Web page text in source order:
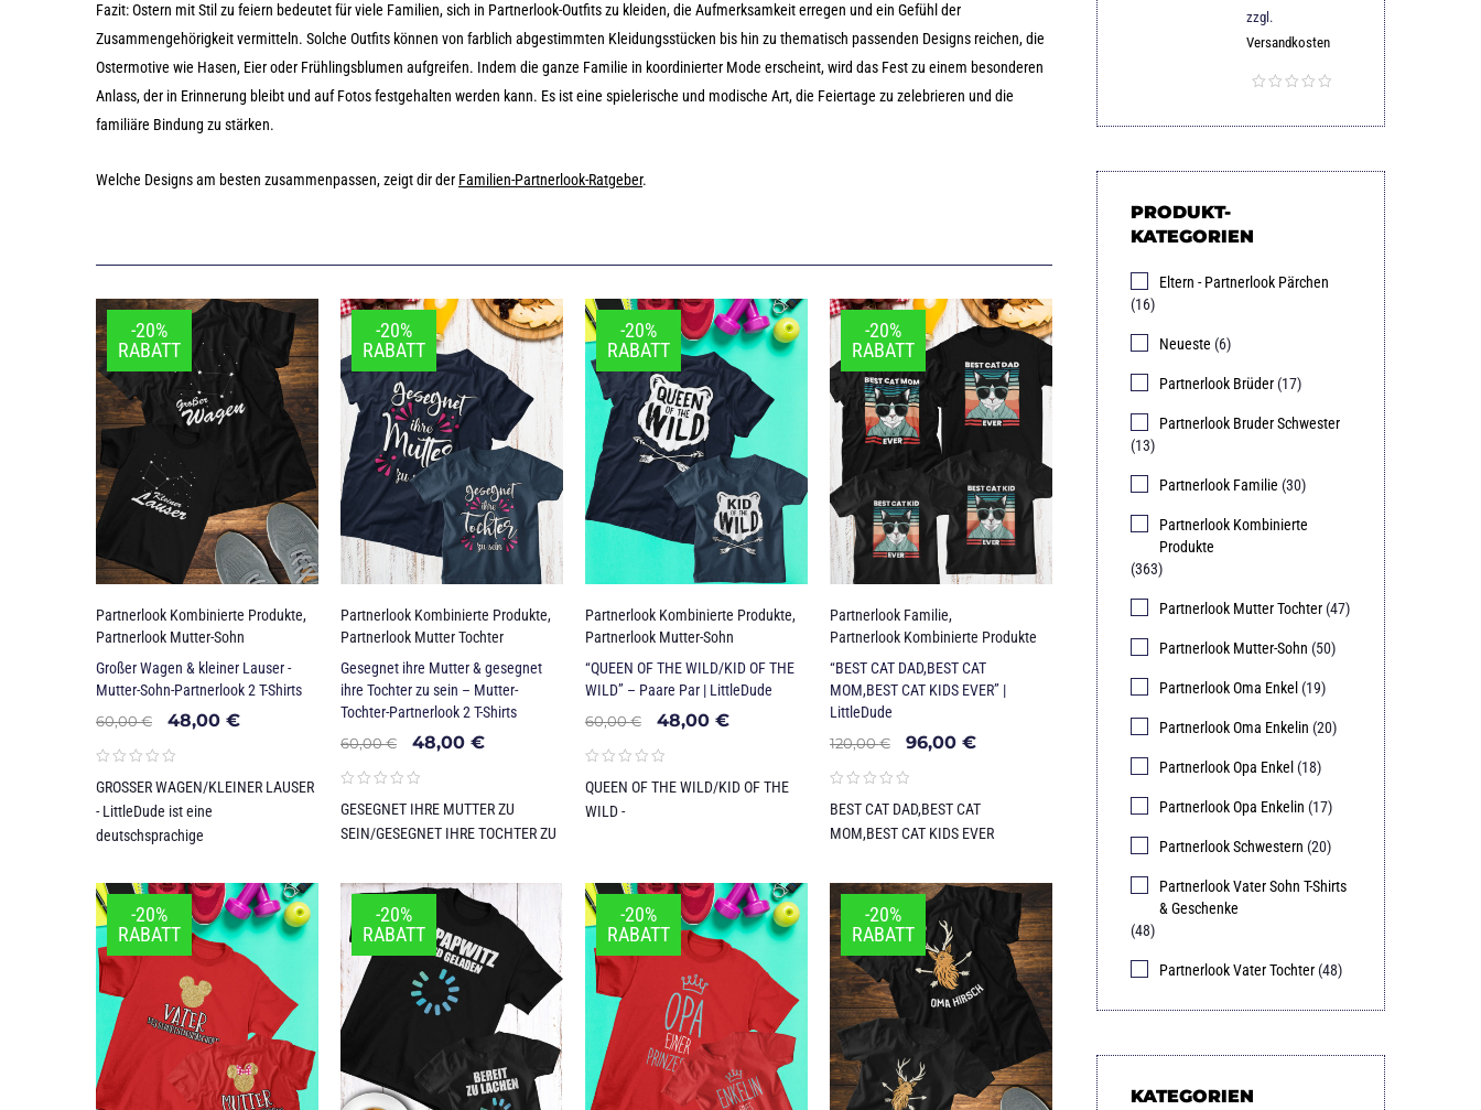
Fazit: Ostern mit Stil zu feiern bedeutet für viele Familien, sich in Partnerlook-Outfits zu kleiden, die Aufmerksamkeit erregen und ein Gefühl der
Zusammengehörigkeit vermitteln. Solche Outfits können von farblich abgestimmten Kleidungsstücken bis hin zu thematisch passenden Designs reichen, die
Ostermotive wie Hasen, Eier oder Frühlingsblumen aufgreifen. Indem die ganze Familie in koordinierter Mode erscheint, wird das Fest zu einem besonderen
Anlass, der in Erinnerung bleibt und auf Fotos festgehalten werden kann. Es ist eine spielerische und modische Art, die Feiertage zu zelebrieren und die
familiäre Bindung zu stärken.
Welche Designs am besten zusammenpassen, zeigt dir der Familien-Partnerlook-Ratgeber.
-20%
RABATT
Partnerlook Kombinierte Produkte,
Partnerlook Mutter-Sohn
Großer Wagen & kleiner Lauser -
Mutter-Sohn-Partnerlook 2 T-Shirts
60,00€ 48,00 €
GROSSER WAGEN/KLEINER LAUSER
- LittleDude ist eine
deutschsprachige
-20%
RABATT
Partnerlook Kombinierte Produkte,
Partnerlook Mutter Tochter
Gesegnet ihre Mutter & gesegnet
ihre Tochter zu sein – Mutter-
Tochter-Partnerlook 2 T-Shirts
60,00€ 48,00 €
GESEGNET IHRE MUTTER ZU
SEIN/GESEGNET IHRE TOCHTER ZU
-20%
RABATT
Partnerlook Kombinierte Produkte,
Partnerlook Mutter-Sohn
“QUEEN OF THE WILD/KID OF THE
WILD” – Paare Par | LittleDude
60,00€ 48,00 €
QUEEN OF THE WILD/KID OF THE
WILD -
-20%
RABATT
Partnerlook Familie,
Partnerlook Kombinierte Produkte
“BEST CAT DAD,BEST CAT
MOM,BEST CAT KIDS EVER” |
LittleDude
120,00€ 96,00 €
BEST CAT DAD,BEST CAT
MOM,BEST CAT KIDS EVER
-20%
RABATT
-20%
RABATT
-20%
RABATT
-20%
RABATT
zzgl.
Versandkosten
PRODUKT-
KATEGORIEN
Eltern - Partnerlook Pärchen
(16)
Neueste (6)
Partnerlook Brüder (17)
Partnerlook Bruder Schwester
(13)
Partnerlook Familie (30)
Partnerlook Kombinierte
Produkte
(363)
Partnerlook Mutter Tochter (47)
Partnerlook Mutter-Sohn (50)
Partnerlook Oma Enkel (19)
Partnerlook Oma Enkelin (20)
Partnerlook Opa Enkel (18)
Partnerlook Opa Enkelin (17)
Partnerlook Schwestern (20)
Partnerlook Vater Sohn T-Shirts
& Geschenke
(48)
Partnerlook Vater Tochter (48)
KATEGORIEN